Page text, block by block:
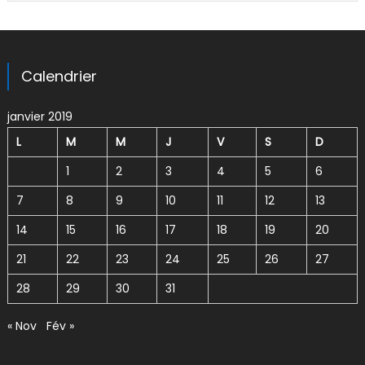
Calendrier
janvier 2019
L
M M J V S
D
1
2 3 4 5
6
7
8 9 10 11 12
13
14
15 16 17 18 19
20
21
22 23 24 25 26
27
28
29 30 31
« Nov Fév »